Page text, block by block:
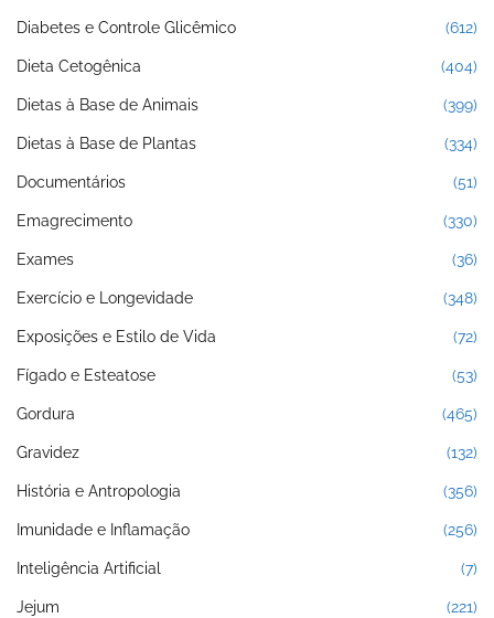
Diabetes e Controle Glicêmico (612)
Dieta Cetogênica (404)
Dietas à Base de Animais (399)
Dietas à Base de Plantas (334)
Documentários (51)
Emagrecimento (330)
Exames (36)
Exercício e Longevidade (348)
Exposições e Estilo de Vida (72)
Fígado e Esteatose (53)
Gordura (465)
Gravidez (132)
História e Antropologia (356)
Imunidade e Inflamação (256)
Inteligência Artificial (7)
Jejum (221)